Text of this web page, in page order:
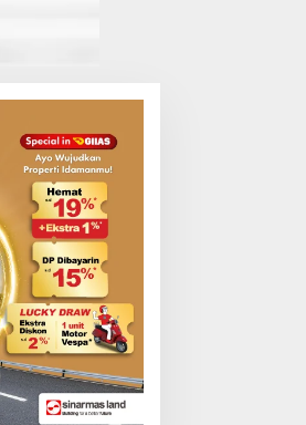
Sabalenka Tersingkir Dini di
Canadian Open